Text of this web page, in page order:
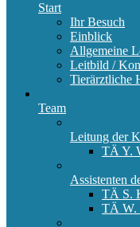
Start
Ihr Besuch
Einblick
Allgemeine
Leitbild /
Tierärztliche
Team
Leitung der
TÄ Y.
Assistenten
TÄ S.
TÄ W.